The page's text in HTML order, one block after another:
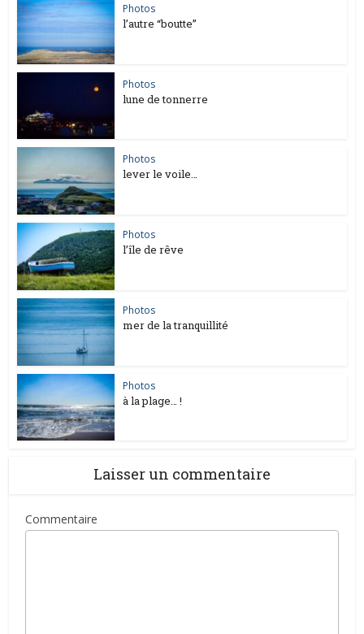
Photos
l’autre “boutte”
Photos
lune de tonnerre
Photos
lever le voile…
Photos
l’île de rêve
Photos
mer de la tranquillité
Photos
à la plage… !
Laisser un commentaire
Commentaire